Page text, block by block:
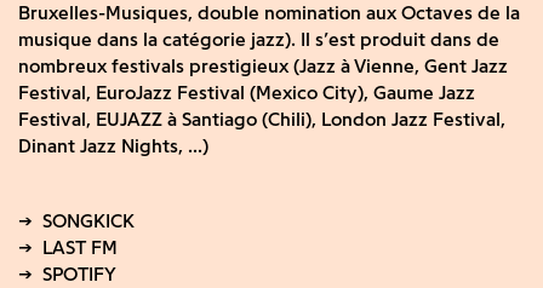
Bruxelles-Musiques, double nomination aux Octaves de la
musique dans la catégorie jazz). Il s’est produit dans de
nombreux festivals prestigieux (Jazz à Vienne, Gent Jazz
Festival, EuroJazz Festival (Mexico City), Gaume Jazz
Festival, EUJAZZ à Santiago (Chili), London Jazz Festival,
Dinant Jazz Nights, ...)